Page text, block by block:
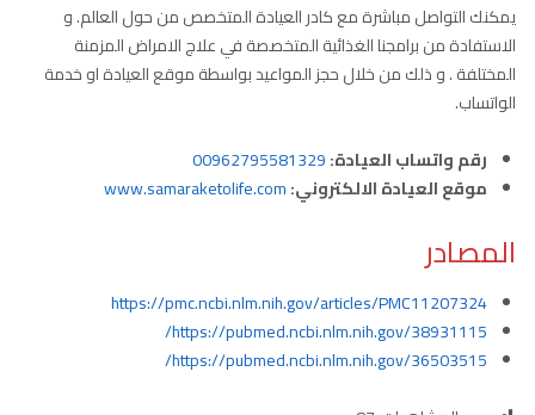
يمكنك التواصل مباشرة مع كادر العيادة المتخصص من حول العالم. و
الاستفادة من برامجنا الغذائية المتخصصة في علاج الامراض المزمنة
المختلفة . و ذلك من خلال حجز المواعيد بواسطة موقع العيادة او خدمة
الواتساب.
رقم واتساب العيادة:00962795581329
موقع العيادة الالكتروني:www.samaraketolife.com
المصادر
https://pmc.ncbi.nlm.nih.gov/articles/PMC11207324
https://pubmed.ncbi.nlm.nih.gov/38931115/
https://pubmed.ncbi.nlm.nih.gov/36503515/